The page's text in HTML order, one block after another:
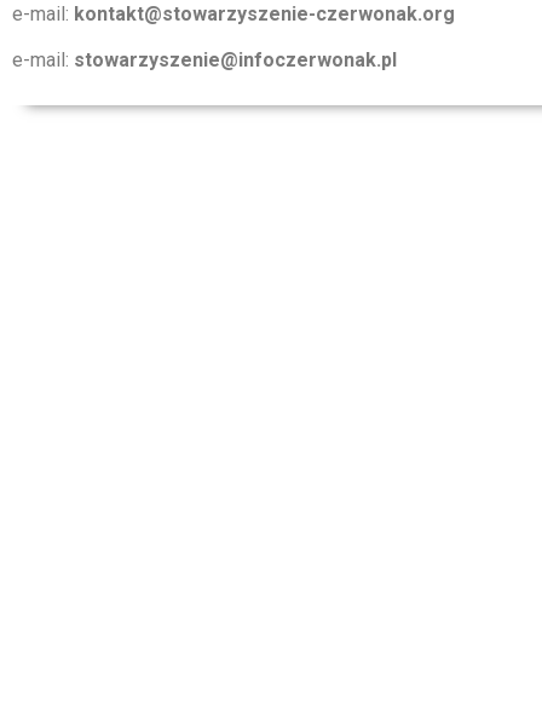
e-mail: kontakt@stowarzyszenie-czerwonak.org
e-mail: stowarzyszenie@infoczerwonak.pl